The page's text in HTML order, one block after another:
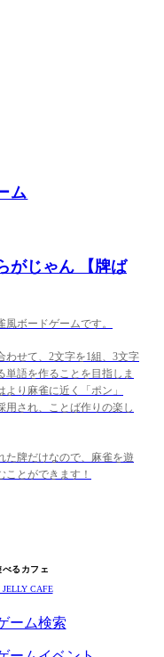
がじゃん 【牌ば
ボードゲームです。
わせて、2文字を1組、3文字
単語を作ることを目指しま
り麻雀に近く「ポン」
用され、ことば作りの楽し
た牌だけなので、麻雀を遊
ことができます！
るカフェ
ーム検索